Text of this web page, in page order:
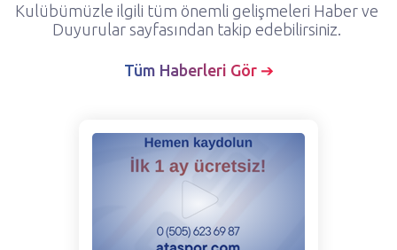
Kulübümüzle ilgili tüm önemli gelişmeleri Haber ve
Duyurular sayfasından takip edebilirsiniz.
Tüm Haberleri Gör ➔